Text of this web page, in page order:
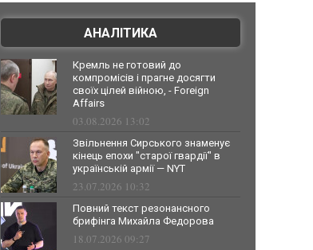
АНАЛІТИКА
Кремль не готовий до
компромісів і прагне досягти
своїх цілей війною, - Foreign
Affairs
03.08.2026 13:02
Звільнення Сирського знаменує
кінець епохи "старої гвардії" в
українській армії — NYT
23.07.2026 10:32
Повний текст резонансного
брифінга Михайла Федорова
18.07.2026 09:27